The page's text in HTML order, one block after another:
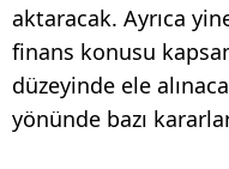
aktaracak. Ayrıca
finans konusu
düzeyinde ele
yönünde bazı